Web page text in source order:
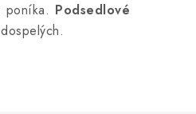
poníka. Podsedlové